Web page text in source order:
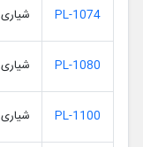
PL-1074 شیاری
PL-1080 شیاری
PL-1100 شیاری